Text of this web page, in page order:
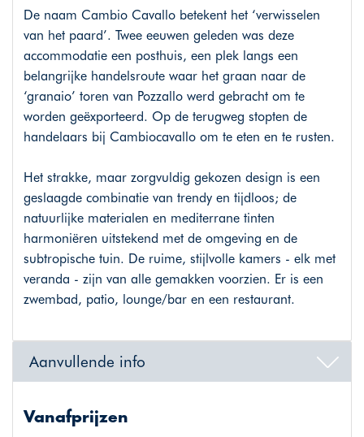
De naam Cambio Cavallo betekent het ‘verwisselen
van het paard’. Twee eeuwen geleden was deze
accommodatie een posthuis, een plek langs een
belangrijke handelsroute waar het graan naar de
‘granaio’ toren van Pozzallo werd gebracht om te
worden geëxporteerd. Op de terugweg stopten de
handelaars bij Cambiocavallo om te eten en te rusten.
Het strakke, maar zorgvuldig gekozen design is een
geslaagde combinatie van trendy en tijdloos; de
natuurlijke materialen en mediterrane tinten
harmoniëren uitstekend met de omgeving en de
subtropische tuin. De ruime, stijlvolle kamers - elk met
veranda - zijn van alle gemakken voorzien. Er is een
zwembad, patio, lounge/bar en een restaurant.
Aanvullende info
Vanafprijzen